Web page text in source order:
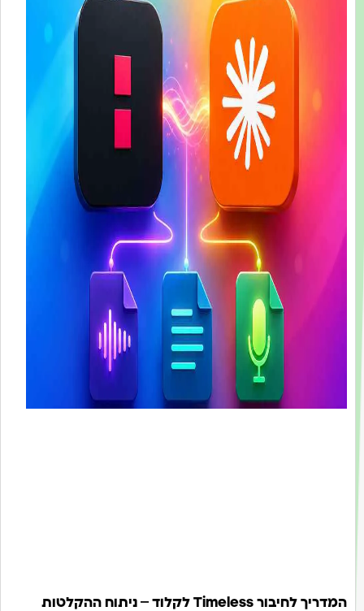
המדריך לחיבור Timeless לקלוד – ניתוח ההקלטות